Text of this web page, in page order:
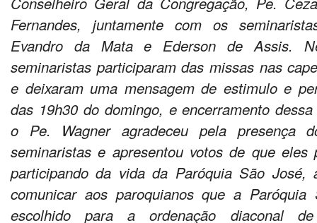
Fernandes, juntamente com os
Evandro da Mata e Ederson de Assis.
seminaristas participaram das missas nas
e deixaram uma mensagem de estimulo e
das 19h30 do domingo, e encerramento
o Pe. Wagner agradeceu pela presença
seminaristas e apresentou votos de que eles
participando da vida da Paróquia São José,
comunicar aos paroquianos que a
escolhido para a ordenação diaconal